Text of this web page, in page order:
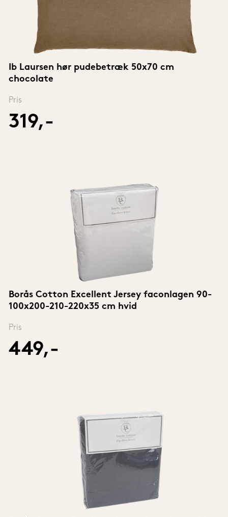
Ib Laursen hør pudebetræk 50x70 cm
chocolate
Pris
319,-
Borås Cotton Excellent Jersey faconlagen 90-
100x200-210-220x35 cm hvid
Pris
449,-